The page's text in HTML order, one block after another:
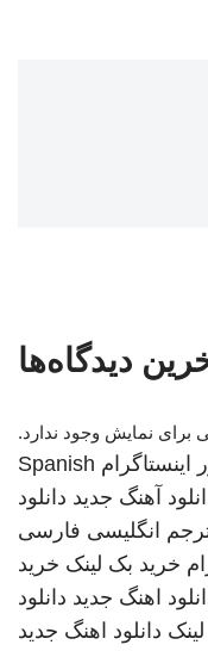
دیدگاه‌ها
برای نمایش وجود ندارد.
اینستاگرام Spanish
آهنگ جدید دانلود
انگلیسی فارسی
خرید بک لینک خرید
اهنگ جدید دانلود
دانلود اهنگ جدید